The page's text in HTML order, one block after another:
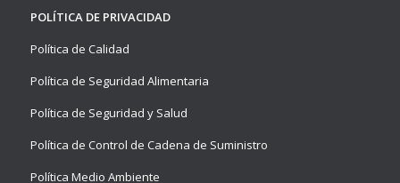
POLÍTICA DE PRIVACIDAD
Política de Calidad
Política de Seguridad Alimentaria
Política de Seguridad y Salud
Política de Control de Cadena de Suministro
Política Medio Ambiente